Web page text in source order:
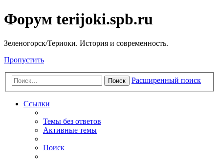
Форум terijoki.spb.ru
Зеленогорск/Териоки. История и современность.
Пропустить
Поиск Расширенный поиск
Ссылки
Темы без ответов
Активные темы
Поиск